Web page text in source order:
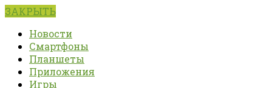
ЗАКРЫТЬ
Новости
Смартфоны
Планшеты
Приложения
Игры